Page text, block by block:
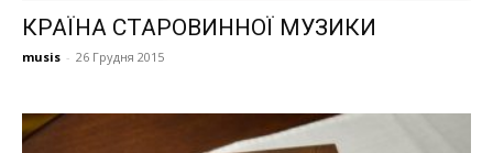
КРАЇНА СТАРОВИННОЇ МУЗИКИ
musis - 26 Грудня 2015